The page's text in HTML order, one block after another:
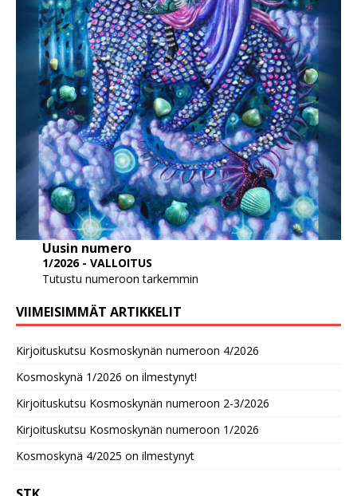
Uusin numero
1/2026 - VALLOITUS
Tutustu numeroon tarkemmin
VIIMEISIMMÄT ARTIKKELIT
Kirjoituskutsu Kosmoskynän numeroon 4/2026
Kosmoskynä 1/2026 on ilmestynyt!
Kirjoituskutsu Kosmoskynän numeroon 2-3/2026
Kirjoituskutsu Kosmoskynän numeroon 1/2026
Kosmoskynä 4/2025 on ilmestynyt